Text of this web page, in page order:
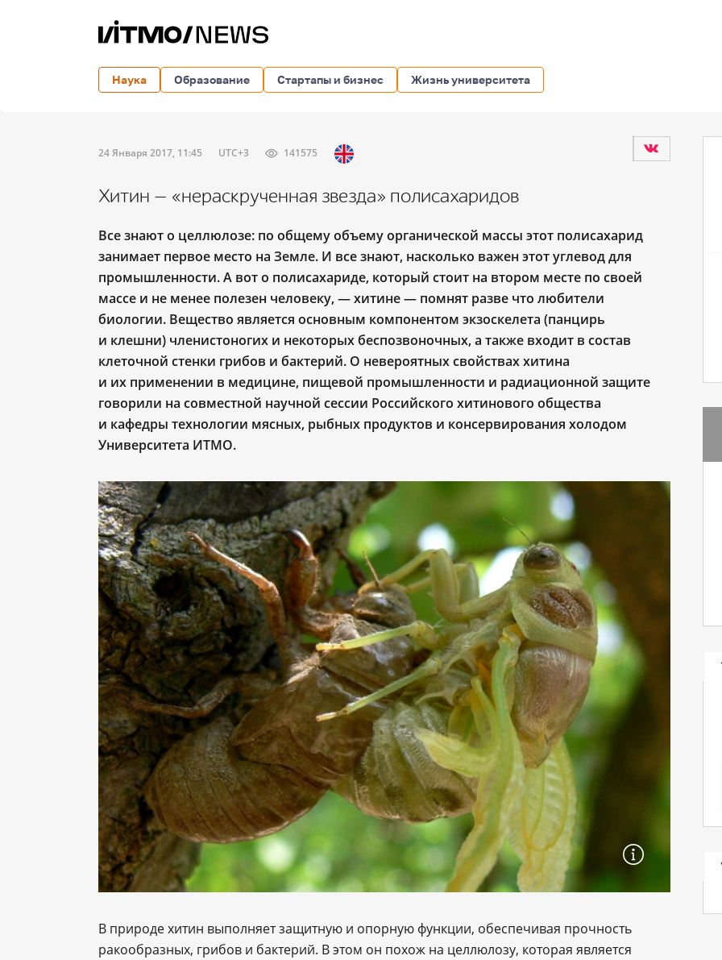
Наука Образование Стартапы и бизнес Жизнь университета
24 Января 2017, 11:45 UTC+3 141575
Хитин — «нераскрученная звезда» полисахаридов
Все знают о целлюлозе: по общему объему органической массы этот полисахарид
занимает первое место на Земле. И все знают, насколько важен этот углевод для
промышленности. А вот о полисахариде, который стоит на втором месте по своей
массе и не менее полезен человеку, — хитине — помнят разве что любители
биологии. Вещество является основным компонентом экзоскелета (панцирь
и клешни) членистоногих и некоторых беспозвоночных, а также входит в состав
клеточной стенки грибов и бактерий. О невероятных свойствах хитина
и их применении в медицине, пищевой промышленности и радиационной защите
говорили на совместной научной сессии Российского хитинового общества
и кафедры технологии мясных, рыбных продуктов и консервирования холодом
Университета ИТМО.
В природе хитин выполняет защитную и опорную функции, обеспечивая прочность
ракообразных, грибов и бактерий. В этом он похож на целлюлозу, которая является